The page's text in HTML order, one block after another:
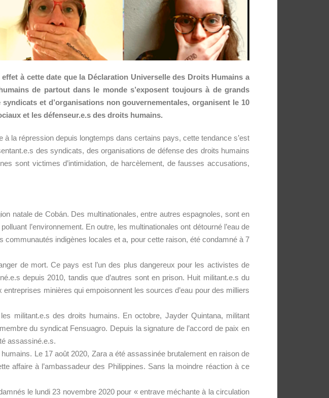
à cette date que la Déclaration Universelle des Droits Humains a
de partout dans le monde s’exposent toujours à de grands
et d’organisations non gouvernementales, organisent le 10
et les défenseur.e.s des droits humains.
la répression depuis longtemps dans certains pays, cette tendance s’est
des syndicats, des organisations de défense des droits humains
sont victimes d’intimidation, de harcèlement, de fausses accusations,
natale de Cobán. Des multinationales, entre autres espagnoles, sont en
l’environnement. En outre, les multinationales ont détourné l’eau de
indigènes locales et a, pour cette raison, été condamné à 7
de mort. Ce pays est l’un des plus dangereux pour les activistes de
depuis 2010, tandis que d’autres sont en prison. Huit militant.e.s du
minières qui empoisonnent les sources d’eau pour des milliers
militant.e.s des droits humains. En octobre, Jayder Quintana, militant
du syndicat Fensuagro. Depuis la signature de l’accord de paix en
assassiné.e.s.
Le 17 août 2020, Zara a été assassinée brutalement en raison de
affaire à l’ambassadeur des Philippines. Sans la moindre réaction à ce
le lundi 23 novembre 2020 pour « entrave méchante à la circulation